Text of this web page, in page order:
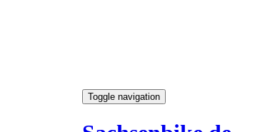
Toggle navigation